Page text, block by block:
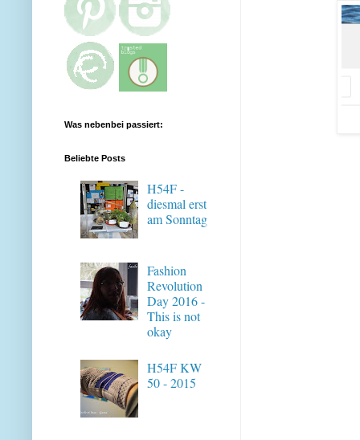
Was nebenbei passiert:
Beliebte Posts
H54F -
diesmal erst
am Sonntag
Fashion
Revolution
Day 2016 -
This is not
okay
H54F KW
50 - 2015